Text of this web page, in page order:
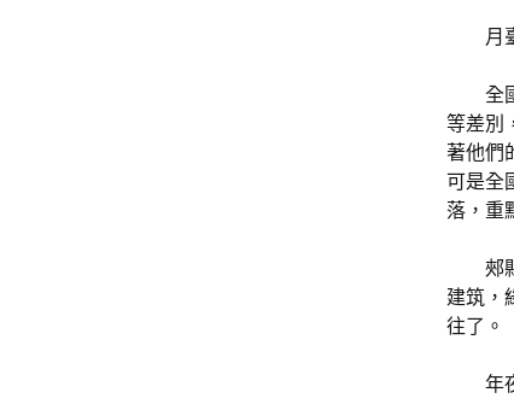
月
全
等差別
著他們
可是全
落，重
郟
建筑，
往了。
年